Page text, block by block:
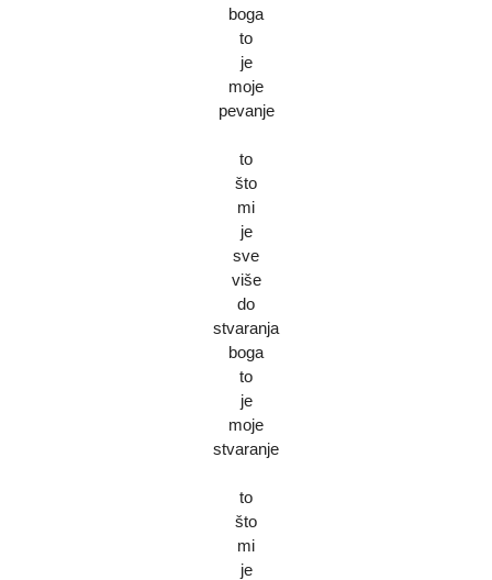
boga
to
je
moje
pevanje
to
što
mi
je
sve
više
do
stvaranja
boga
to
je
moje
stvaranje
to
što
mi
je